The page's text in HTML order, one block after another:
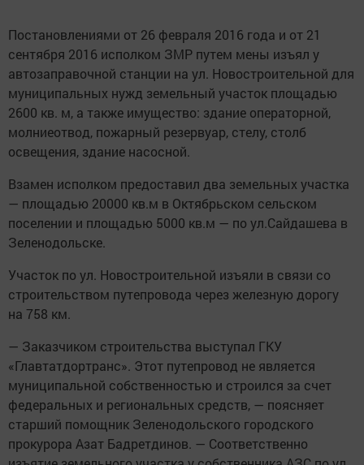
Постановлениями от 26 февраля 2016 года и от 21
сентября 2016 исполком ЗМР путем мены изъял у
автозаправочной станции на ул. Новостроительной для
муниципальных нужд земельный участок площадью
2600 кв. м, а также имущество: здание операторной,
молниеотвод, пожарный резервуар, стелу, столб
освещения, здание насосной.
Взамен исполком предоставил два земельных участка
— площадью 20000 кв.м в Октябрьском сельском
поселении и площадью 5000 кв.м — по ул.Сайдашева в
Зеленодольске.
Участок по ул. Новостроительной изъяли в связи со
строительством путепровода через железную дорогу
на 758 км.
— Заказчиком строительства выступал ГКУ
«Главтатдортранс». Этот путепровод не является
муниципальной собственностью и строился за счет
федеральных и региональных средств, — поясняет
старший помощник Зеленодольского городского
прокурора Азат Бадретдинов. — Соответственно